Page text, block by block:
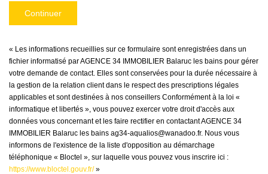
Continuer
« Les informations recueillies sur ce formulaire sont enregistrées dans un
fichier informatisé par AGENCE 34 IMMOBILIER Balaruc les bains pour gérer
votre demande de contact. Elles sont conservées pour la durée nécessaire à
la gestion de la relation client dans le respect des prescriptions légales
applicables et sont destinées à nos conseillers Conformément à la loi «
informatique et libertés », vous pouvez exercer votre droit d'accès aux
données vous concernant et les faire rectifier en contactant AGENCE 34
IMMOBILIER Balaruc les bains ag34-aqualios@wanadoo.fr. Nous vous
informons de l'existence de la liste d'opposition au démarchage
téléphonique « Bloctel », sur laquelle vous pouvez vous inscrire ici :
https://www.bloctel.gouv.fr/»